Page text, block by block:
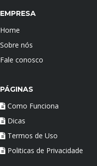
EMPRESA
Home
Sobre nós
Fale conosco
PÁGINAS
Como Funciona
Dicas
Termos de Uso
Politicas de Privacidade